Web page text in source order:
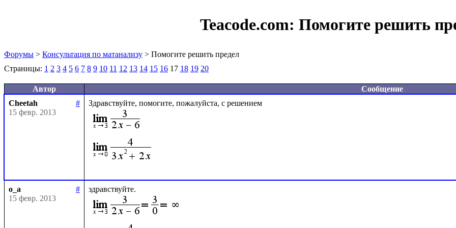
Teacode.com: Помогите решить
Форумы > Консультация по матанализу > Помогите решить предел
Страницы: 1 2 3 4 5 6 7 8 9 10 11 12 13 14 15 16 17 18 19 20
Автор
Сообщение
Cheetah
#
15 февр. 2013
o_a
#
15 февр. 2013